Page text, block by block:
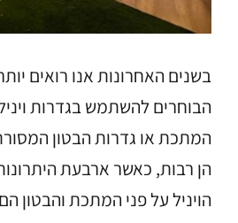
בשנים האחרונות אנו רואים
הבוחרים להשתמש בגדרות
המתכת או גדרות הבטון
הן רבות, כאשר ארבעת
הויניל על פני המתכת והבטון